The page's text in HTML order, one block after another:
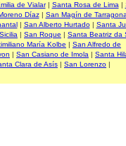
de Vialar| Santa Rosa de Lima |
Díaz| San Magín de
| San Alberto Hurtado| Santa
| San Roque | Santa Beatriz da
María Kolbe | San Alfredo de
| San Casiano de Imola | Santa
Clara de Asís | San Lorenzo |